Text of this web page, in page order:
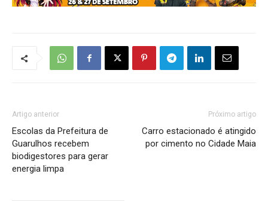
Artigo anterior
Escolas da Prefeitura de
Guarulhos recebem
biodigestores para gerar
energia limpa
Próximo artigo
Carro estacionado é atingido
por cimento no Cidade Maia